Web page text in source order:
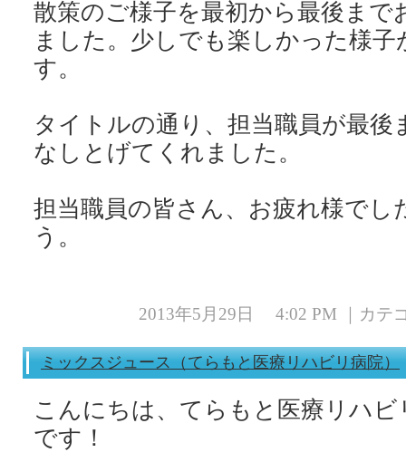
散策のご様子を最初から最後ま
ました。少しでも楽しかった様
す。
タイトルの通り、担当職員が最
なしとげてくれました。
担当職員の皆さん、お疲れ様でし
う。
2013年5月29日 4:02 PM ｜カテ
ミックスジュース（てらもと医療リハビリ病院）
こんにちは、てらもと医療リハ
です！